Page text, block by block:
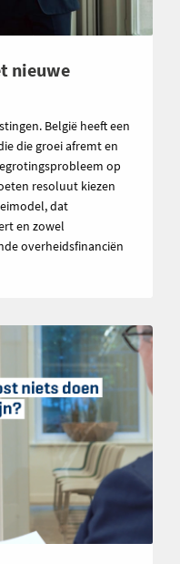
nieuwe
België heeft een
die groei afremt en
op
resoluut kiezen
dat
en zowel
overheidsfinanciën